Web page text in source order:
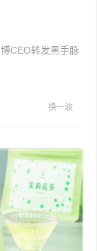
CEO转发黑手脉
换一波